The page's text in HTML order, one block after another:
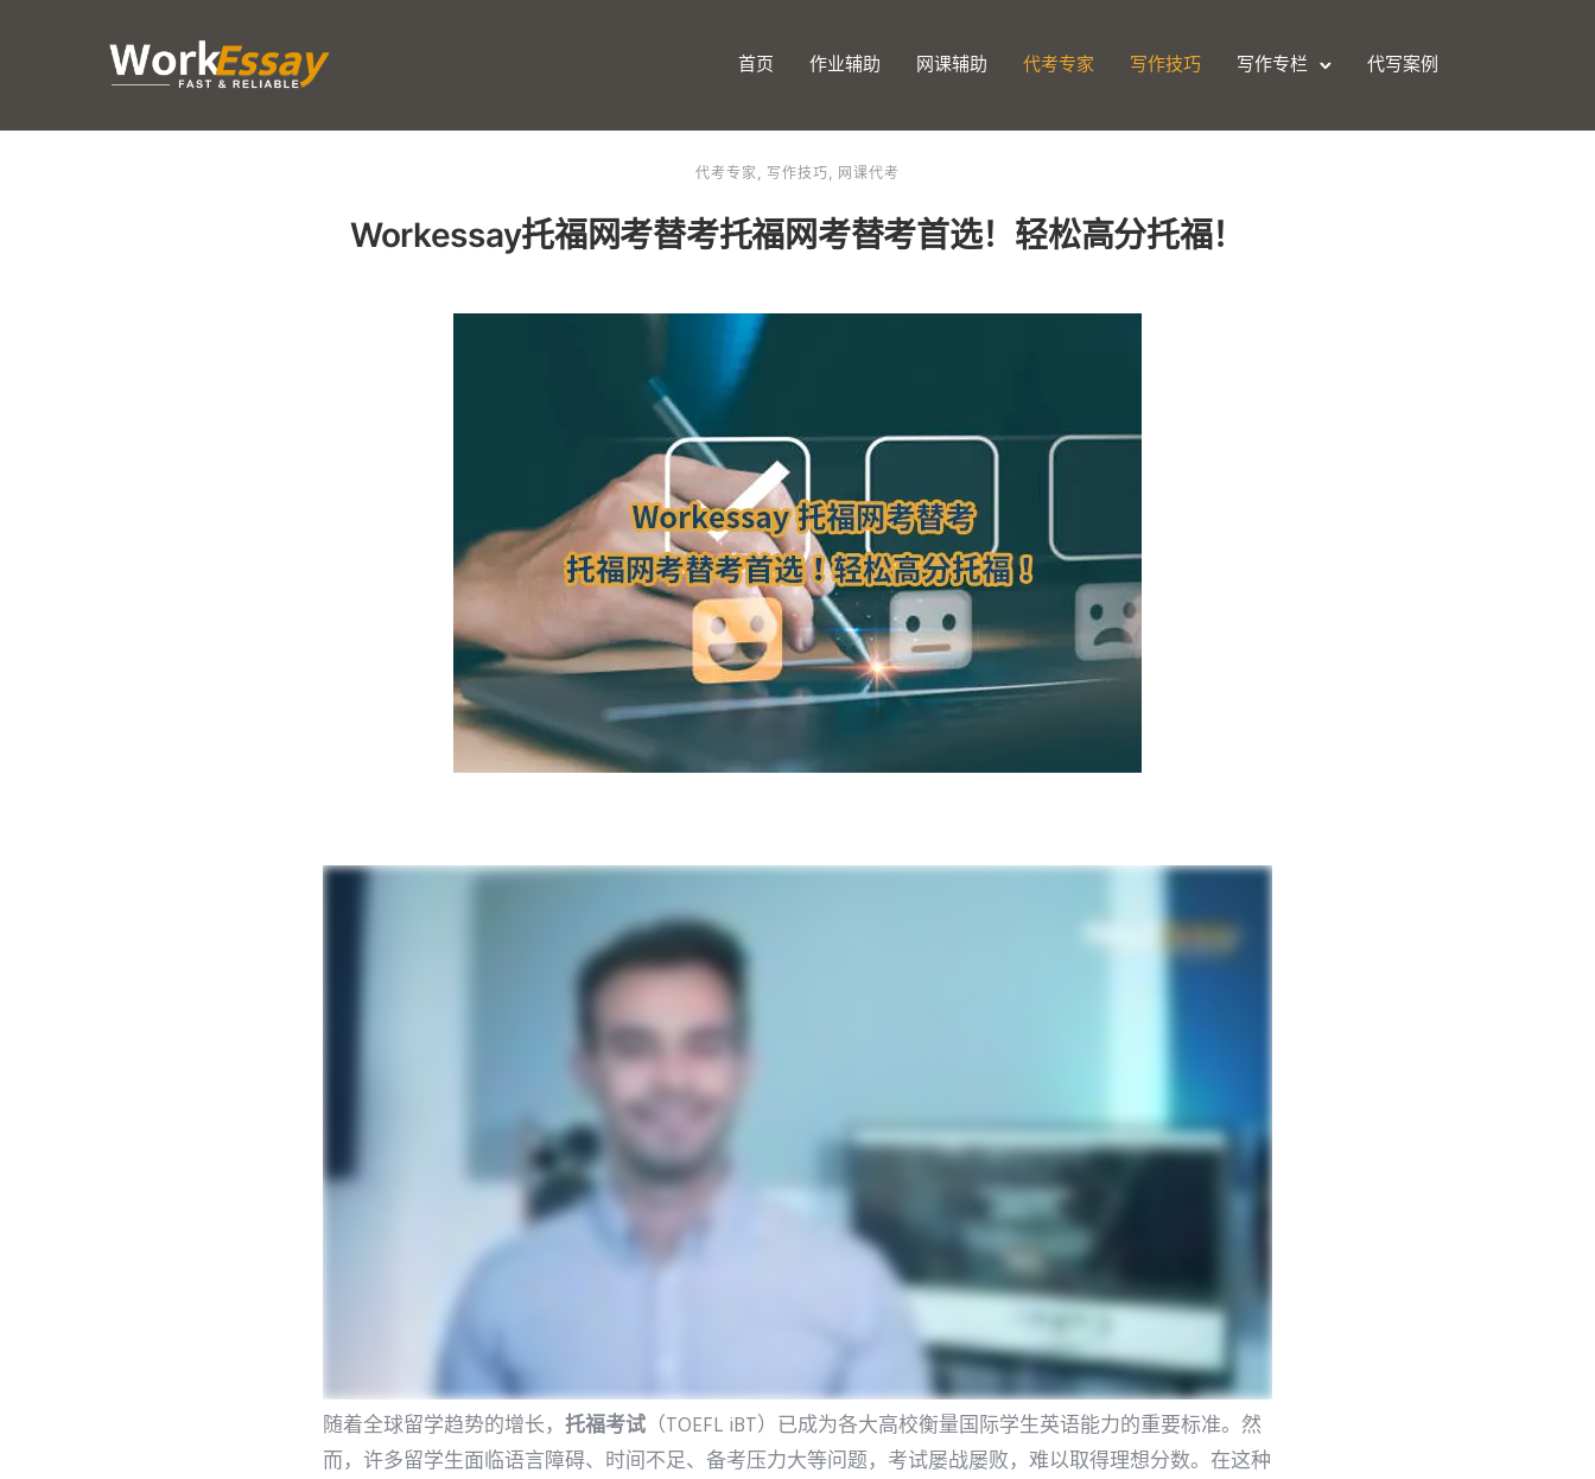
首页 作业辅助 网课辅助 代考专家 写作技巧 写作专栏 代写案例
代考专家, 写作技巧, 网课代考
Workessay托福网考替考托福网考替考首选！轻松高分托福！
随着全球留学趋势的增长， 托福考试 （TOEFL iBT）已成为各大高校衡量国际学生英语能力的重要标准。然
而，许多留学生面临语言障碍、时间不足、备考压力大等问题，考试屡战屡败，难以取得理想分数。在这种